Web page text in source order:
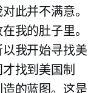
此并不满意。
我的肚子里。
我开始寻找美
找到美国制
的蓝图。这是